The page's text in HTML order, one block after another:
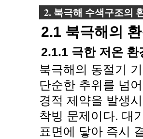
2. 북극해 수색구조의
2.1 북극해의
2.1.1 극한 저온 환
북극해의 동절기
단순한 추위를 넘
경적 제약을 발생
착빙 문제이다. 대
표면에 닿아 즉시